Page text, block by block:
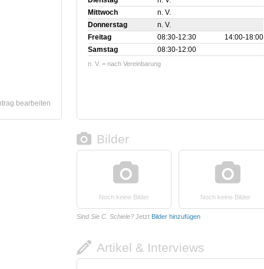
bearbeiten
Mittwoch
n. V.
Donnerstag
n. V.
Freitag
08:30‑12:30
14:00‑18:00
Samstag
08:30‑12:00
n. V. = nach Vereinbarung
Bilder
Noch keine Bilder Noch keine Bilder
Sind Sie C. Schiele? Jetzt Bilder hinzufügen
Artikel & Interviews